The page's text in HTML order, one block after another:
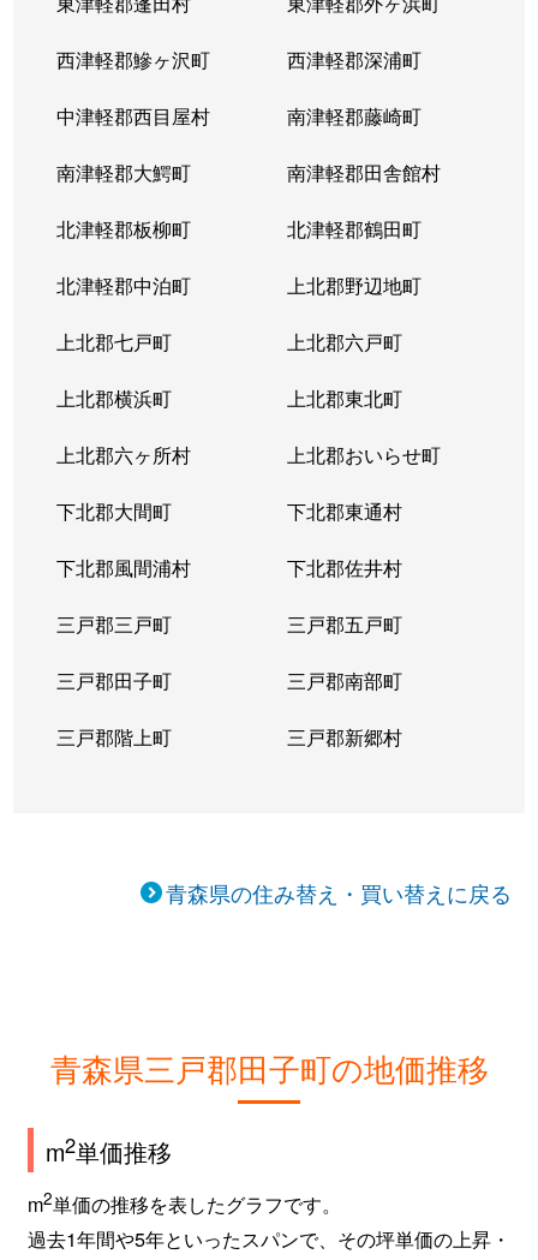
西津軽郡鰺ヶ沢町 西津軽郡深浦町
中津軽郡西目屋村 南津軽郡藤崎町
南津軽郡大鰐町 南津軽郡田舎館村
北津軽郡板柳町 北津軽郡鶴田町
北津軽郡中泊町 上北郡野辺地町
上北郡七戸町 上北郡六戸町
上北郡横浜町 上北郡東北町
上北郡六ヶ所村 上北郡おいらせ町
下北郡大間町 下北郡東通村
下北郡風間浦村 下北郡佐井村
三戸郡三戸町 三戸郡五戸町
三戸郡田子町 三戸郡南部町
三戸郡階上町 三戸郡新郷村
青森県の住み替え・買い替えに戻る
青森県三戸郡田子町の地価推移
m2単価推移
m2単価の推移を表したグラフです。
過去1年間や5年といったスパンで、その坪単価の上昇・